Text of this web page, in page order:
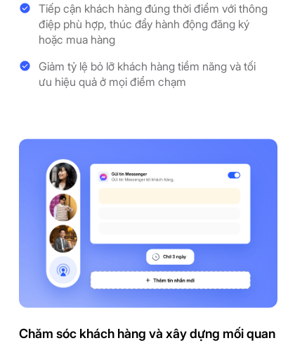
Tiếp cận khách hàng đúng thời điểm với thông
điệp phù hợp, thúc đẩy hành động đăng ký
hoặc mua hàng
Giảm tỷ lệ bỏ lỡ khách hàng tiềm năng và tối
ưu hiệu quả ở mọi điểm chạm
Chăm sóc khách hàng và xây dựng mối quan